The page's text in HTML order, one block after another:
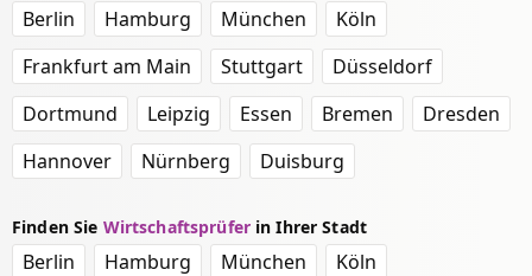
Berlin Hamburg München
Köln
Frankfurt am Main
Stuttgart
Düsseldorf
Dortmund
Leipzig Essen Bremen
Dresden
Hannover
Nürnberg Duisburg
Finden Sie Wirtschaftsprüferin Ihrer Stadt
Berlin Hamburg München
Köln